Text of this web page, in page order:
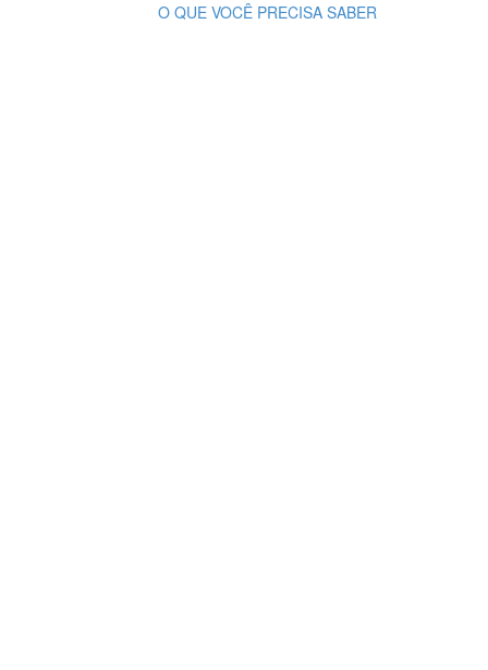
O QUE VOCÊ PRECISA SABER